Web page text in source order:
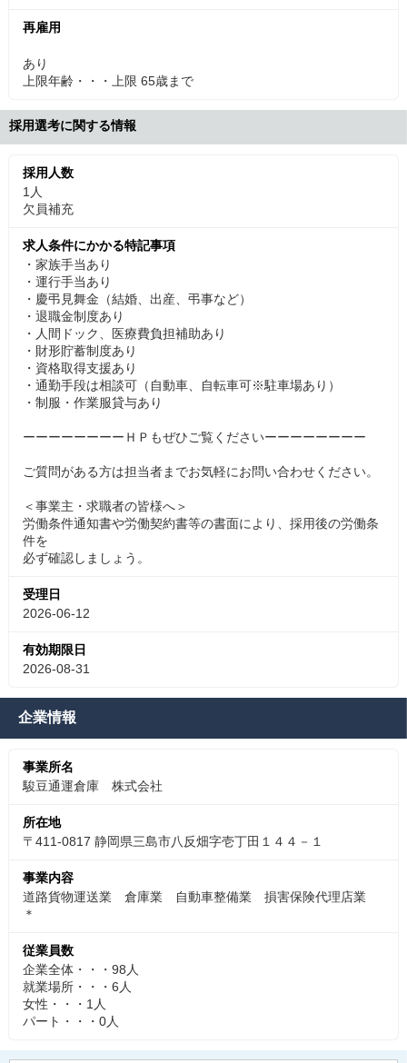
再雇用
あり
上限年齢・・・上限 65歳まで
採用選考に関する情報
採用人数
1人
欠員補充
求人条件にかかる特記事項
・家族手当あり
・運行手当あり
・慶弔見舞金（結婚、出産、弔事など）
・退職金制度あり
・人間ドック、医療費負担補助あり
・財形貯蓄制度あり
・資格取得支援あり
・通勤手段は相談可（自動車、自転車可※駐車場あり）
・制服・作業服貸与あり
ーーーーーーーーＨＰもぜひご覧くださいーーーーーーーー
ご質問がある方は担当者までお気軽にお問い合わせください。
＜事業主・求職者の皆様へ＞
労働条件通知書や労働契約書等の書面により、採用後の労働条
件を
必ず確認しましょう。
受理日
2026-06-12
有効期限日
2026-08-31
企業情報
事業所名
駿豆通運倉庫 株式会社
所在地
〒411-0817 静岡県三島市八反畑字壱丁田１４４－１
事業内容
道路貨物運送業 倉庫業 自動車整備業 損害保険代理店業
＊
従業員数
企業全体・・・98人
就業場所・・・6人
女性・・・1人
パート・・・0人